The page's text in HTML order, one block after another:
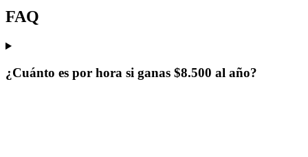
FAQ
¿Cuánto es por hora si ganas $8.500 al año?